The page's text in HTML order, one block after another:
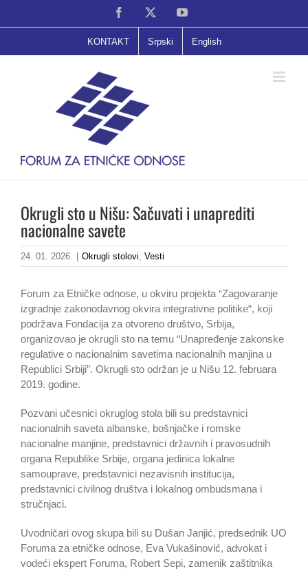
Facebook YouTube
KONTAKT Srpski English
Okrugli sto u Nišu: Sačuvati i unaprediti
nacionalne savete
24. 01. 2026. Okrugli stolovi, Vesti
Forum za Etničke odnose, u okviru projekta “Zagovaranje
izgradnje zakonodavnog okvira integrativne politike“, koji
podržava Fondacija za otvoreno društvo, Srbija,
organizovao je okrugli sto na temu “Unapređenje zakonske
regulative o nacionalnim savetima nacionalnih manjina u
Republici Srbiji”. Okrugli sto održan je u Nišu 12. februara
2019. godine.
Pozvani učesnici okruglog stola bili su predstavnici
nacionalnih saveta albanske, bošnjačke i romske
nacionalne manjine, predstavnici državnih i pravosudnih
organa Republike Srbije, organa jedinica lokalne
samouprave, predstavnici nezavisnih institucija,
predstavnici civilnog društva i lokalnog ombudsmana i
stručnjaci.
Uvodničari ovog skupa bili su Dušan Janjić, predsednik UO
Foruma za etničke odnose, Eva Vukašinović, advokat i
vodeći ekspert Foruma, Robert Sepi, zamenik zaštitnika